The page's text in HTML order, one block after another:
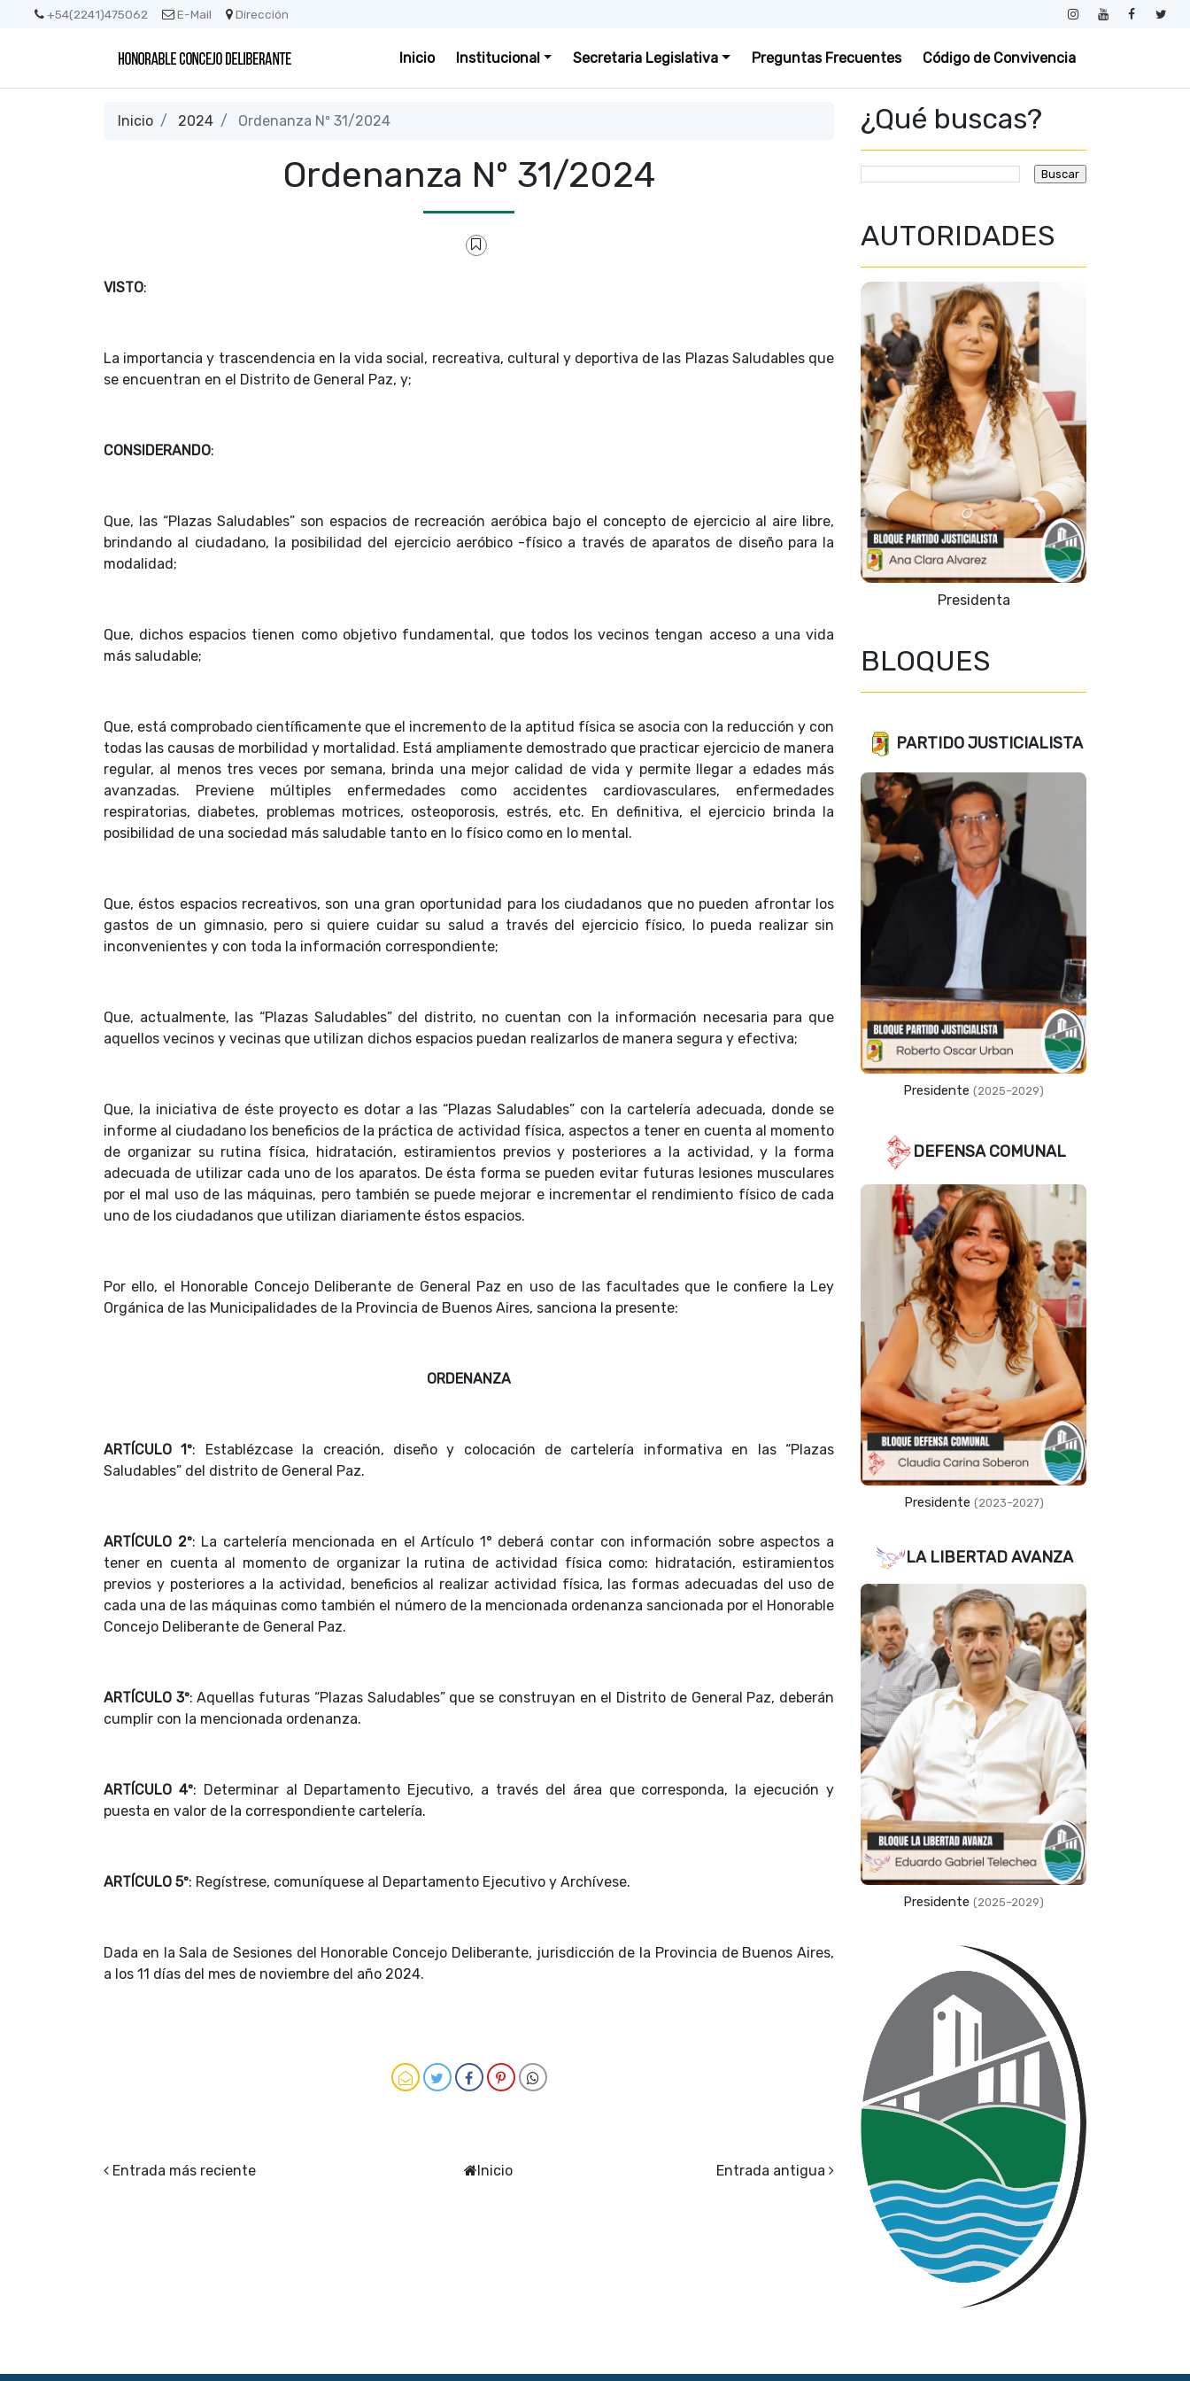
+54(2241)475062 E-Mail Dirección
Inicio Institucional Secretaria Legislativa Preguntas Frecuentes Código de Convivencia
Inicio 2024 Ordenanza Nº 31/2024
Ordenanza Nº 31/2024
VISTO:
La importancia y trascendencia en la vida social, recreativa, cultural y deportiva de las Plazas Saludables que
se encuentran en el Distrito de General Paz, y;
CONSIDERANDO:
Que, las “Plazas Saludables” son espacios de recreación aeróbica bajo el concepto de ejercicio al aire libre,
brindando al ciudadano, la posibilidad del ejercicio aeróbico -físico a través de aparatos de diseño para la
modalidad;
Que, dichos espacios tienen como objetivo fundamental, que todos los vecinos tengan acceso a una vida
más saludable;
Que, está comprobado científicamente que el incremento de la aptitud física se asocia con la reducción y con
todas las causas de morbilidad y mortalidad. Está ampliamente demostrado que practicar ejercicio de manera
regular, al menos tres veces por semana, brinda una mejor calidad de vida y permite llegar a edades más
avanzadas. Previene múltiples enfermedades como accidentes cardiovasculares, enfermedades
respiratorias, diabetes, problemas motrices, osteoporosis, estrés, etc. En definitiva, el ejercicio brinda la
posibilidad de una sociedad más saludable tanto en lo físico como en lo mental.
Que, éstos espacios recreativos, son una gran oportunidad para los ciudadanos que no pueden afrontar los
gastos de un gimnasio, pero si quiere cuidar su salud a través del ejercicio físico, lo pueda realizar sin
inconvenientes y con toda la información correspondiente;
Que, actualmente, las “Plazas Saludables” del distrito, no cuentan con la información necesaria para que
aquellos vecinos y vecinas que utilizan dichos espacios puedan realizarlos de manera segura y efectiva;
Que, la iniciativa de éste proyecto es dotar a las “Plazas Saludables” con la cartelería adecuada, donde se
informe al ciudadano los beneficios de la práctica de actividad física, aspectos a tener en cuenta al momento
de organizar su rutina física, hidratación, estiramientos previos y posteriores a la actividad, y la forma
adecuada de utilizar cada uno de los aparatos. De ésta forma se pueden evitar futuras lesiones musculares
por el mal uso de las máquinas, pero también se puede mejorar e incrementar el rendimiento físico de cada
uno de los ciudadanos que utilizan diariamente éstos espacios.
Por ello, el Honorable Concejo Deliberante de General Paz en uso de las facultades que le confiere la Ley
Orgánica de las Municipalidades de la Provincia de Buenos Aires, sanciona la presente:
ORDENANZA
ARTÍCULO 1º: Establézcase la creación, diseño y colocación de cartelería informativa en las “Plazas
Saludables” del distrito de General Paz.
ARTÍCULO 2º: La cartelería mencionada en el Artículo 1° deberá contar con información sobre aspectos a
tener en cuenta al momento de organizar la rutina de actividad física como: hidratación, estiramientos
previos y posteriores a la actividad, beneficios al realizar actividad física, las formas adecuadas del uso de
cada una de las máquinas como también el número de la mencionada ordenanza sancionada por el Honorable
Concejo Deliberante de General Paz.
ARTÍCULO 3º: Aquellas futuras “Plazas Saludables” que se construyan en el Distrito de General Paz, deberán
cumplir con la mencionada ordenanza.
ARTÍCULO 4º: Determinar al Departamento Ejecutivo, a través del área que corresponda, la ejecución y
puesta en valor de la correspondiente cartelería.
ARTÍCULO 5º: Regístrese, comuníquese al Departamento Ejecutivo y Archívese.
Dada en la Sala de Sesiones del Honorable Concejo Deliberante, jurisdicción de la Provincia de Buenos Aires,
a los 11 días del mes de noviembre del año 2024.
Entrada más reciente Entrada antigua
Inicio
¿Qué buscas?
AUTORIDADES
Presidenta
BLOQUES
PARTIDO JUSTICIALISTA
Presidente (2025–2029)
DEFENSA COMUNAL
Presidente (2023–2027)
LA LIBERTAD AVANZA
Presidente (2025–2029)